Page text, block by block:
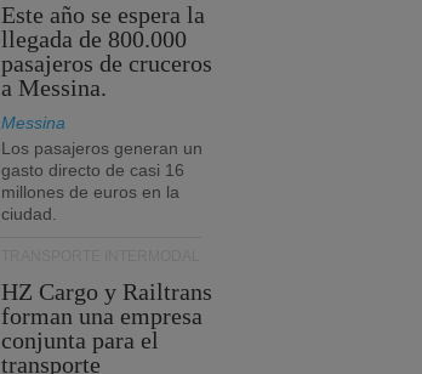
Este año se espera la
llegada de 800.000
pasajeros de cruceros
a Messina.
Messina
Los pasajeros generan un
gasto directo de casi 16
millones de euros en la
ciudad.
HZ Cargo y Railtrans
forman una empresa
conjunta para el
transporte